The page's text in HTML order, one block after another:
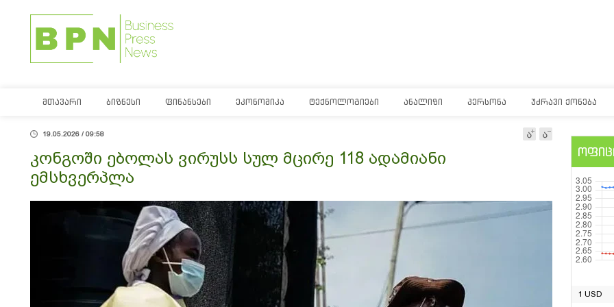
ᲛᲗᲐᲕᲐᲠᲘ ᲑᲘᲖᲜᲔᲡᲘ ᲤᲘᲜᲐᲜᲡᲔᲑᲘ ᲔᲙᲝᲜᲝᲛᲘᲙᲐ ᲢᲔᲥᲜᲝᲚᲝᲒᲘᲔᲑᲘ ᲐᲜᲐᲚᲘᲖᲘ ᲞᲔᲠᲡᲝᲜᲐ ᲣᲫᲠᲐᲕᲘ ᲥᲝᲜᲔᲑᲐ
19.05.2026 / 09:58
კონგოში ებოლას ვირუსს სულ მცირე 118 ადამიანი
ემსხვერპლა
1 USD